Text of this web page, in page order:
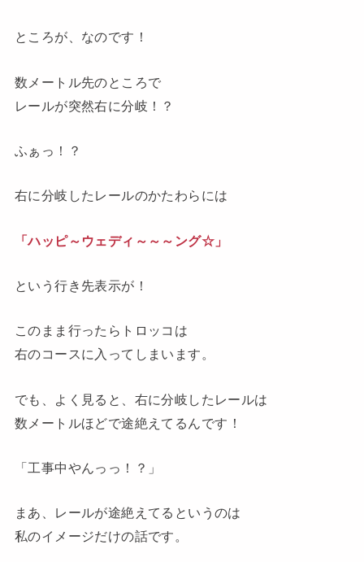
ところが、なのです ！
数メートル先のところで
レールが突然右に分岐 ！？
ふぁっ ！？
右に分岐したレールのかたわらには
「ハッピ～ウェディ～～～ング☆」
という行き先表示が ！
このまま行ったらトロッコは
右のコースに入ってしまいます。
でも、よく見ると、右に分岐したレールは
数メートルほどで途絶えてるんです ！
「工事中やんっっ！？」
まあ、レールが途絶えてるというのは
私のイメージだけの話です。